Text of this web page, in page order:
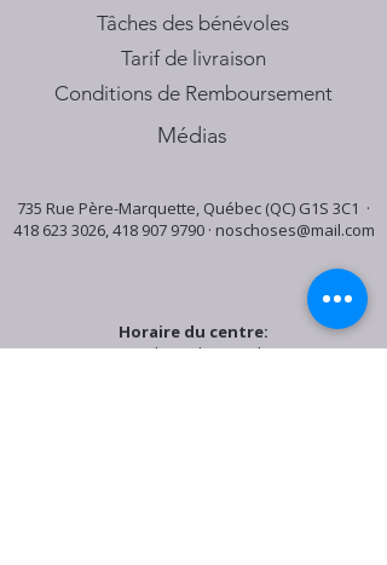
Tâches des bénévoles
Tarif de livraison
Conditions de Remboursement
Médias
735 Rue Père-Marquette, Québec (QC) G1S 3C1 ·
418 623 3026,418 907 9790· noschoses@mail.com
Horaire du centre:
Mardi: 9:30h - 16:30h